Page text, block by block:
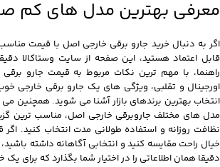
معرفی بهترین مدل های کم
اگر به دنبال خرید جارو برقی خارجی اصل با قیمت
قابل اعتماد هستید، این صفحه از سایت وستاکالا
راهنما، با مهم ترین نکات مربوط به قیمت جارو
اورجینال و تقلبی، ویژگی های یک جارو برقی خارجی
انتخاب بهترین برندهای بازار آشنا می شوید. همچنین
مدل های مختلف جاروبرقی خارجی اصل، مناسب ترین
نظافت روزانه و استفاده طولانی مدت انتخاب کنید. اگر
خیال راحت مقایسه کنید و انتخابی آگاهانه داشته
دقیقا همان اطلاعاتی را در اختیار شما بگذارد که برای یک